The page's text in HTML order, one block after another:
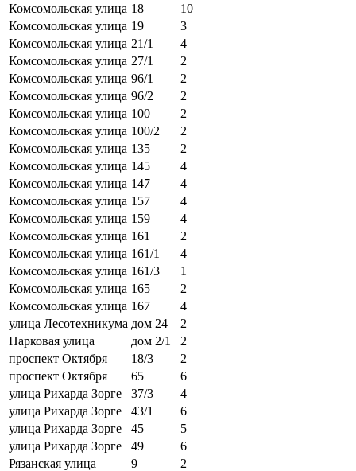
Комсомольская улица 18
10
Комсомольская улица 19
3
Комсомольская улица 21/1
4
Комсомольская улица 27/1
2
Комсомольская улица 96/1
2
Комсомольская улица 96/2
2
Комсомольская улица 100
2
Комсомольская улица 100/2
2
Комсомольская улица 135
2
Комсомольская улица 145
4
Комсомольская улица 147
4
Комсомольская улица 157
4
Комсомольская улица 159
4
Комсомольская улица 161
2
Комсомольская улица 161/1
4
Комсомольская улица 161/3
1
Комсомольская улица 165
2
Комсомольская улица 167
4
улица Лесотехникума дом 24
2
Парковая улица
дом 2/1
2
проспект Октября
18/3
2
проспект Октября
65
6
улица Рихарда Зорге
37/3
4
улица Рихарда Зорге
43/1
6
улица Рихарда Зорге
45
5
улица Рихарда Зорге
49
6
Рязанская улица
9
2